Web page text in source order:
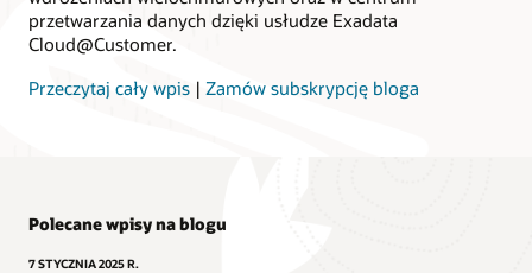
przetwarzania danych dzięki usłudze Exadata
Cloud@Customer.
Przeczytaj cały wpis | Zamów subskrypcję bloga
Polecane wpisy na blogu
7 STYCZNIA 2025 R.